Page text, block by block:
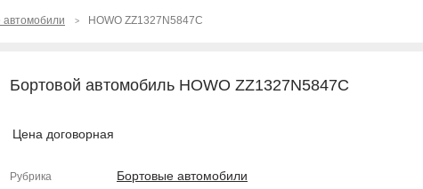
автомобили HOWO ZZ1327N5847C
Бортовой автомобиль HOWO ZZ1327N5847C
Цена договорная
Рубрика Бортовые автомобили